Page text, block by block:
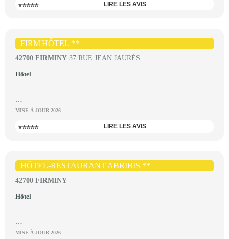
⭐⭐⭐⭐⭐ LIRE LES AVIS
FIRM'HÔTEL **
42700 FIRMINY 37 RUE JEAN JAURÈS
Hôtel
...
MISE À JOUR 2026
⭐⭐⭐⭐⭐ LIRE LES AVIS
HÔTEL-RESTAURANT ABRIBIS **
42700 FIRMINY
Hôtel
...
MISE À JOUR 2026